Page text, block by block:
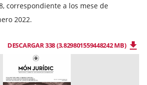
correspondiente a los mese de
2022.
DESCARGAR 338 (3.829801559448242 MB)